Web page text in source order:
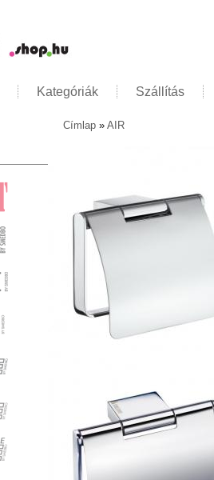
Kategóriák
Szállítás
Jelenlegi hely
Címlap »AIR